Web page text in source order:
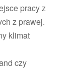
pracy z
z prawej.
klimat
czy